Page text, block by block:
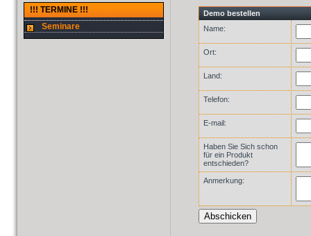
!!! TERMINE !!!
Seminare
Demo bestellen
Name:
Ort:
Land:
Telefon:
E-mail:
Haben Sie Sich schon
für ein Produkt
entschieden?
Anmerkung: